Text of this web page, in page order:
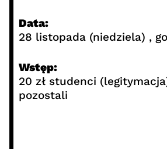
Data:
28 listopada (niedziela) ,
Wstęp:
20 zł studenci
pozostali